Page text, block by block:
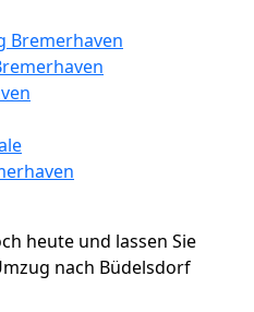
Bremerhaven
heute und lassen Sie
nach Büdelsdorf